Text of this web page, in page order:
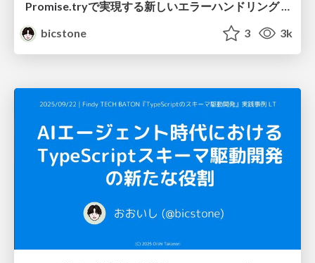
Promise.tryで実現する新しいエラーハンドリング New error handling with Promise try
bicstone
3 3k